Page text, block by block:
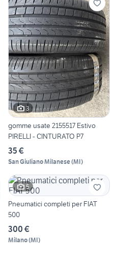
3
gomme usate 2155517 Estivo
PIRELLI - CINTURATO P7
35 €
San Giuliano Milanese(MI)
5
Pneumatici completi per FIAT
500
300 €
Milano(MI)